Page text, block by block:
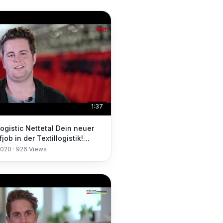
1:37
Nettetal Dein neuer
in der Textillogistik!
· 926 Views